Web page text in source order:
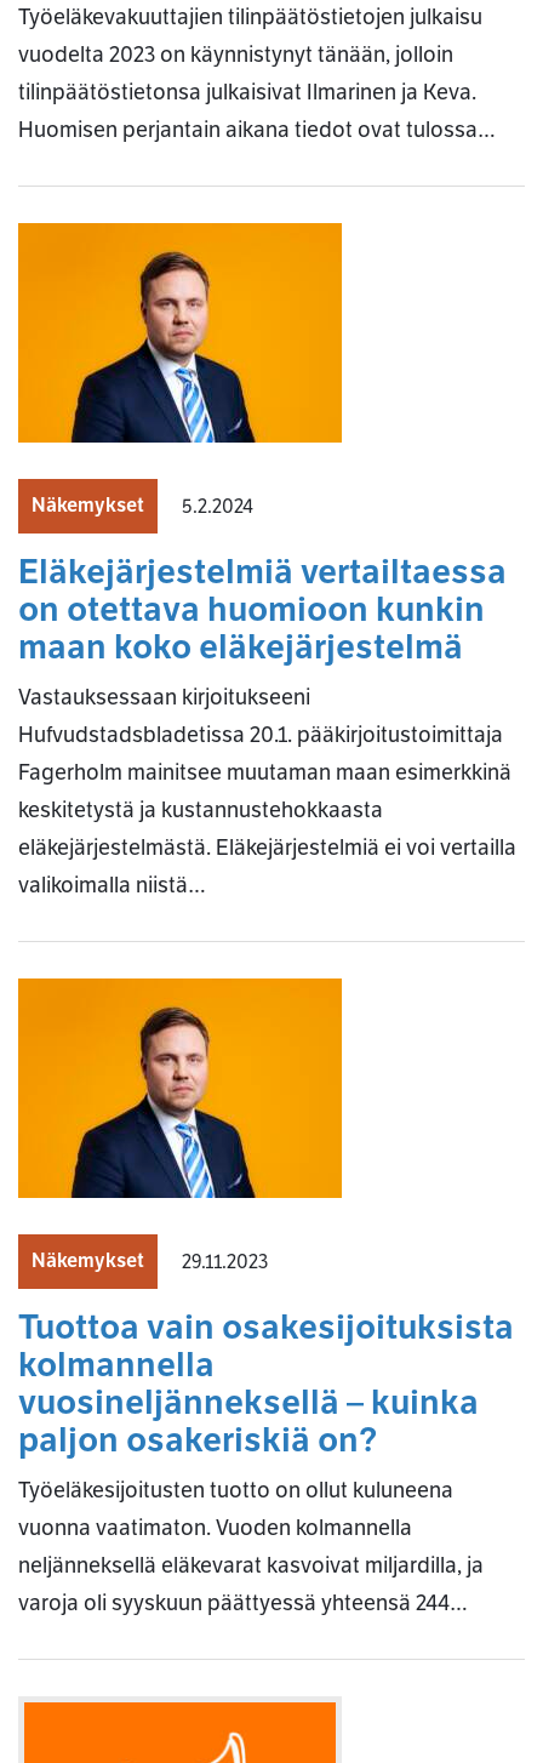
Työeläkevakuuttajien tilinpäätöstietojen julkaisu
vuodelta 2023 on käynnistynyt tänään, jolloin
tilinpäätöstietonsa julkaisivat Ilmarinen ja Keva.
Huomisen perjantain aikana tiedot ovat tulossa…
Näkemykset 5.2.2024
Eläkejärjestelmiä vertailtaessa
on otettava huomioon kunkin
maan koko eläkejärjestelmä
Vastauksessaan kirjoitukseeni
Hufvudstadsbladetissa 20.1. pääkirjoitustoimittaja
Fagerholm mainitsee muutaman maan esimerkkinä
keskitetystä ja kustannustehokkaasta
eläkejärjestelmästä. Eläkejärjestelmiä ei voi vertailla
valikoimalla niistä…
Näkemykset 29.11.2023
Tuottoa vain osakesijoituksista
kolmannella
vuosineljänneksellä – kuinka
paljon osakeriskiä on?
Työeläkesijoitusten tuotto on ollut kuluneena
vuonna vaatimaton. Vuoden kolmannella
neljänneksellä eläkevarat kasvoivat miljardilla, ja
varoja oli syyskuun päättyessä yhteensä 244…